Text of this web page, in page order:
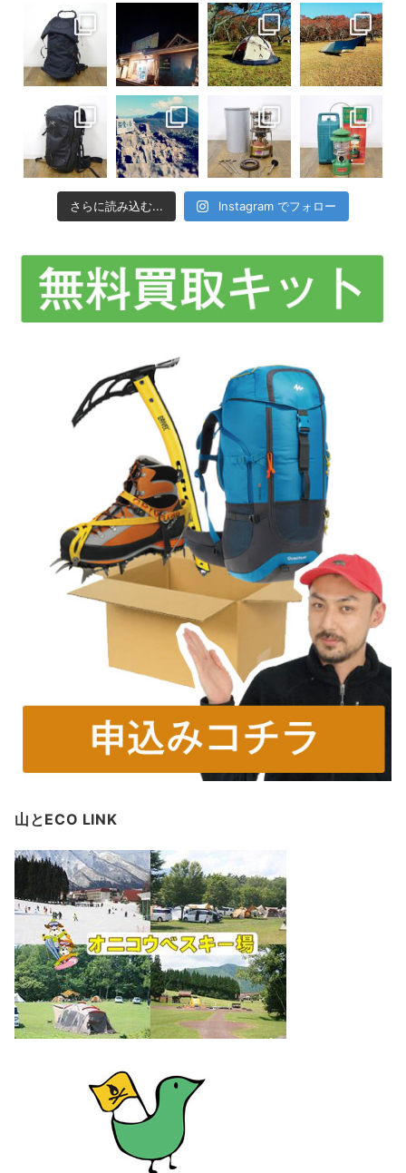
さらに読み込む... Instagram でフォロー
山とECO LINK